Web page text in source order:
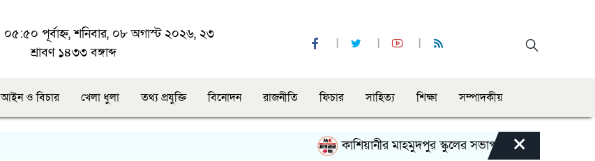
০৫:৫০ পূর্বাহ্ন, শনিবার, ০৮ অগাস্ট ২০২৬, ২৩
শ্রাবণ ১৪৩৩ বঙ্গাব্দ
আইন ও বিচার খেলা ধুলা তথ্য প্রযুক্তি বিনোদন রাজনীতি ফিচার সাহিত্য শিক্ষা সম্পাদকীয়
কাশিয়ানীর মাহমুদপুর স্কুলের সভাপতি হলেন গোবিন্দ কির্ত্তনীয়া
×